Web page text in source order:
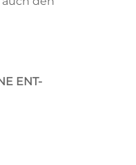
ENT-